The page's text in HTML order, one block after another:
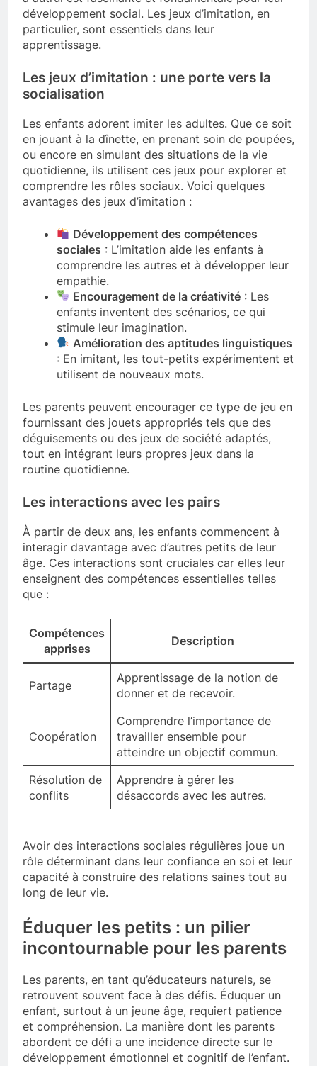
développement social. Les jeux d’imitation, en
particulier, sont essentiels dans leur
apprentissage.
Les jeux d’imitation : une porte vers la
socialisation
Les enfants adorent imiter les adultes. Que ce soit
en jouant à la dînette, en prenant soin de poupées,
ou encore en simulant des situations de la vie
quotidienne, ils utilisent ces jeux pour explorer et
comprendre les rôles sociaux. Voici quelques
avantages des jeux d’imitation :
Développement des compétences
sociales : L’imitation aide les enfants à
comprendre les autres et à développer leur
empathie.
Encouragement de la créativité : Les
enfants inventent des scénarios, ce qui
stimule leur imagination.
Amélioration des aptitudes linguistiques
: En imitant, les tout-petits expérimentent et
utilisent de nouveaux mots.
Les parents peuvent encourager ce type de jeu en
fournissant des jouets appropriés tels que des
déguisements ou des jeux de société adaptés,
tout en intégrant leurs propres jeux dans la
routine quotidienne.
Les interactions avec les pairs
À partir de deux ans, les enfants commencent à
interagir davantage avec d’autres petits de leur
âge. Ces interactions sont cruciales car elles leur
enseignent des compétences essentielles telles
que :
Compétences
apprises
Description
Partage
Apprentissage de la notion de
donner et de recevoir.
Coopération
Comprendre l’importance de
travailler ensemble pour
atteindre un objectif commun.
Résolution de
conflits
Apprendre à gérer les
désaccords avec les autres.
Avoir des interactions sociales régulières joue un
rôle déterminant dans leur confiance en soi et leur
capacité à construire des relations saines tout au
long de leur vie.
Éduquer les petits : un pilier
incontournable pour les parents
Les parents, en tant qu’éducateurs naturels, se
retrouvent souvent face à des défis. Éduquer un
enfant, surtout à un jeune âge, requiert patience
et compréhension. La manière dont les parents
abordent ce défi a une incidence directe sur le
développement émotionnel et cognitif de l’enfant.